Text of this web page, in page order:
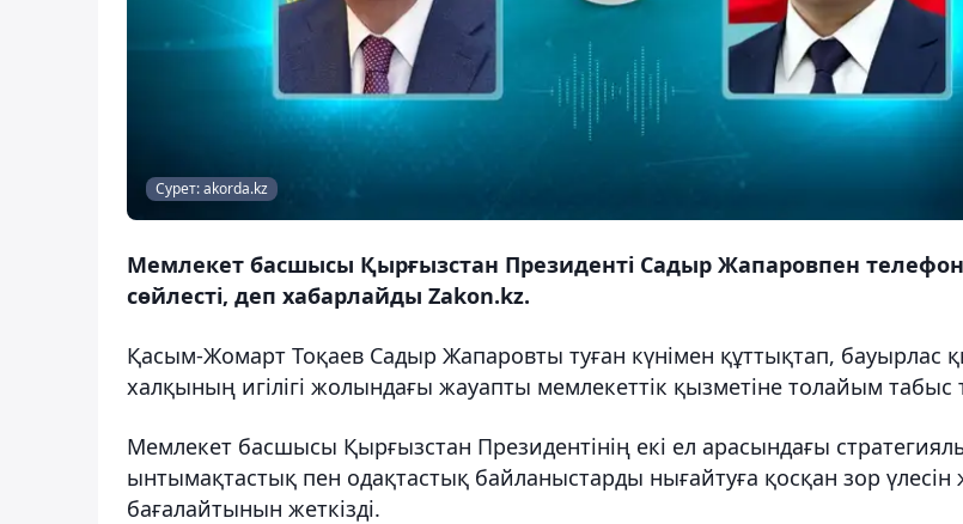
Сурет: akorda.kz
Мемлекет басшысы Қырғызстан Президенті Садыр Жапаровпен
сөйлесті, деп хабарлайды Zakon.kz.
Қасым-Жомарт Тоқаев Садыр Жапаровты туған күнімен құттықтап, бауырлас
халқының игілігі жолындағы жауапты мемлекеттік қызметіне толайым табыс
Мемлекет басшысы Қырғызстан Президентінің екі ел арасындағы
ынтымақтастық пен одақтастық байланыстарды нығайтуға қосқан зор үлесін
бағалайтынын жеткізді.